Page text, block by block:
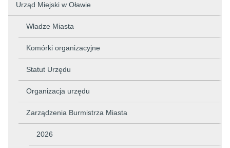
Urząd Miejski w Oławie
Władze Miasta
Komórki organizacyjne
Statut Urzędu
Organizacja urzędu
Zarządzenia Burmistrza Miasta
2026